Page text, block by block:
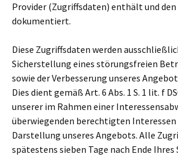
Provider (Zugriffsdaten) enthält und
dokumentiert.
Diese Zugriffsdaten werden
Sicherstellung eines störungsfreien
sowie der Verbesserung unseres
Dies dient gemäß Art. 6 Abs. 1 S. 1 lit. f
unserer im Rahmen einer
überwiegenden berechtigten
Darstellung unseres Angebots. Alle
spätestens sieben Tage nach Ende Ihres